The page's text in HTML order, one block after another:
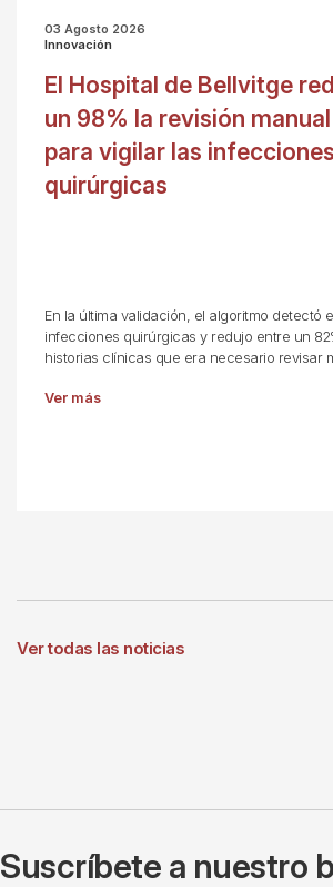
03 Agosto 2026
Innovación
El Hospital de Bellvitge
un 98% la revisión
para vigilar las infecciones
quirúrgicas
En la última validación, el algoritmo detectó
infecciones quirúrgicas y redujo entre un
historias clínicas que era necesario revisar
Ver más
Ver todas las noticias
Suscríbete a nuestro